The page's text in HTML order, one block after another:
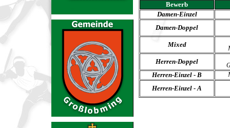
Bewerb
Damen-Einzel
Damen-Doppel
Mixed
Herren-Doppel
Herren-Einzel - B
Herren-Einzel - A